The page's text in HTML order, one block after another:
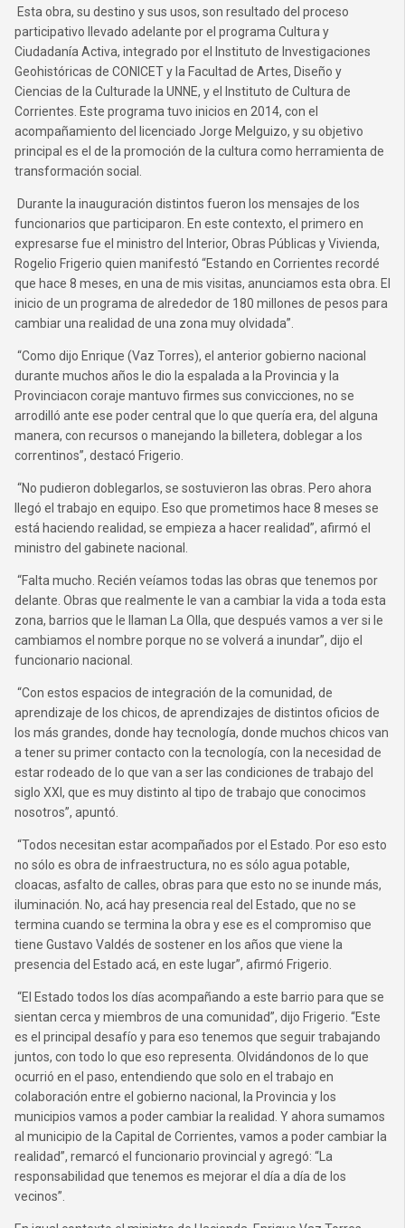
Esta obra, su destino y sus usos, son resultado del proceso
participativo llevado adelante por el programa Cultura y
Ciudadanía Activa, integrado por el Instituto de Investigaciones
Geohistóricas de CONICET y la Facultad de Artes, Diseño y
Ciencias de la Culturade la UNNE, y el Instituto de Cultura de
Corrientes. Este programa tuvo inicios en 2014, con el
acompañamiento del licenciado Jorge Melguizo, y su objetivo
principal es el de la promoción de la cultura como herramienta de
transformación social.
Durante la inauguración distintos fueron los mensajes de los
funcionarios que participaron. En este contexto, el primero en
expresarse fue el ministro del Interior, Obras Públicas y Vivienda,
Rogelio Frigerio quien manifestó “Estando en Corrientes recordé
que hace 8 meses, en una de mis visitas, anunciamos esta obra. El
inicio de un programa de alrededor de 180 millones de pesos para
cambiar una realidad de una zona muy olvidada”.
“Como dijo Enrique (Vaz Torres), el anterior gobierno nacional
durante muchos años le dio la espalada a la Provincia y la
Provinciacon coraje mantuvo firmes sus convicciones, no se
arrodilló ante ese poder central que lo que quería era, del alguna
manera, con recursos o manejando la billetera, doblegar a los
correntinos”, destacó Frigerio.
“No pudieron doblegarlos, se sostuvieron las obras. Pero ahora
llegó el trabajo en equipo. Eso que prometimos hace 8 meses se
está haciendo realidad, se empieza a hacer realidad”, afirmó el
ministro del gabinete nacional.
“Falta mucho. Recién veíamos todas las obras que tenemos por
delante. Obras que realmente le van a cambiar la vida a toda esta
zona, barrios que le llaman La Olla, que después vamos a ver si le
cambiamos el nombre porque no se volverá a inundar”, dijo el
funcionario nacional.
“Con estos espacios de integración de la comunidad, de
aprendizaje de los chicos, de aprendizajes de distintos oficios de
los más grandes, donde hay tecnología, donde muchos chicos van
a tener su primer contacto con la tecnología, con la necesidad de
estar rodeado de lo que van a ser las condiciones de trabajo del
siglo XXI, que es muy distinto al tipo de trabajo que conocimos
nosotros”, apuntó.
“Todos necesitan estar acompañados por el Estado. Por eso esto
no sólo es obra de infraestructura, no es sólo agua potable,
cloacas, asfalto de calles, obras para que esto no se inunde más,
iluminación. No, acá hay presencia real del Estado, que no se
termina cuando se termina la obra y ese es el compromiso que
tiene Gustavo Valdés de sostener en los años que viene la
presencia del Estado acá, en este lugar”, afirmó Frigerio.
“El Estado todos los días acompañando a este barrio para que se
sientan cerca y miembros de una comunidad”, dijo Frigerio. “Este
es el principal desafío y para eso tenemos que seguir trabajando
juntos, con todo lo que eso representa. Olvidándonos de lo que
ocurrió en el paso, entendiendo que solo en el trabajo en
colaboración entre el gobierno nacional, la Provincia y los
municipios vamos a poder cambiar la realidad. Y ahora sumamos
al municipio de la Capital de Corrientes, vamos a poder cambiar la
realidad”, remarcó el funcionario provincial y agregó: “La
responsabilidad que tenemos es mejorar el día a día de los
vecinos”.